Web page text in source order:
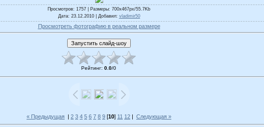
Просмотров: 1757 | Размеры: 700x467px/55.7Kb
Дата: 23.12.2010 | Добавил: vladimir50
Просмотреть фотографию в реальном размере
Рейтинг: 0.0/0
« Предыдущая | 2 3 4 5 6 7 8 9 [10] 11 12 | Следующая »